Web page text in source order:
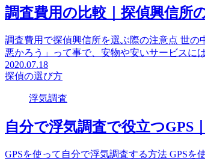
調査費用の比較｜探偵興信所
調査費用で探偵興信所を選ぶ際の注意点 世
悪かろう」って事で、安物や安いサービスに
2020.07.18
探偵の選び方
浮気調査
自分で浮気調査で役立つGPS
GPSを使って自分で浮気調査する方法 GPS